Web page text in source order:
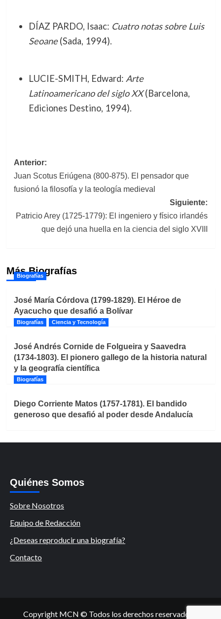
DÍAZ PARDO, Isaac: Cuatro notas sobre Luis
Seoane(Sada, 1994).
LUCIE-SMITH, Edward: Arte
Latinoamericano del siglo XX(Barcelona,
Ediciones Destino, 1994).
Navegación
de
Anterior:
Juan Scotus Eriúgena (800-875). El pensador que
fusionó la filosofía y la teología medieval
Siguiente:
Patricio Arey (1725-1779): El ingeniero y físico irlandés
que dejó una huella en la ciencia del siglo XVIII
Más Biografías
Biografías
José María Córdova (1799-1829). El Héroe de
Ayacucho que desafió a Bolívar
Biografías Ciencia y Tecnología
José Andrés Cornide de Folgueira y Saavedra
(1734-1803). El pionero gallego de la historia natural
y la geografía científica
Biografías
Diego Corriente Matos (1757-1781). El bandido
generoso que desafió al poder desde Andalucía
Quiénes Somos
Sobre Nosotros
Equipo de Redacción
¿Deseas reproducir una biografía?
Contacto
Copyright MCN © Todos los derechos reservados.